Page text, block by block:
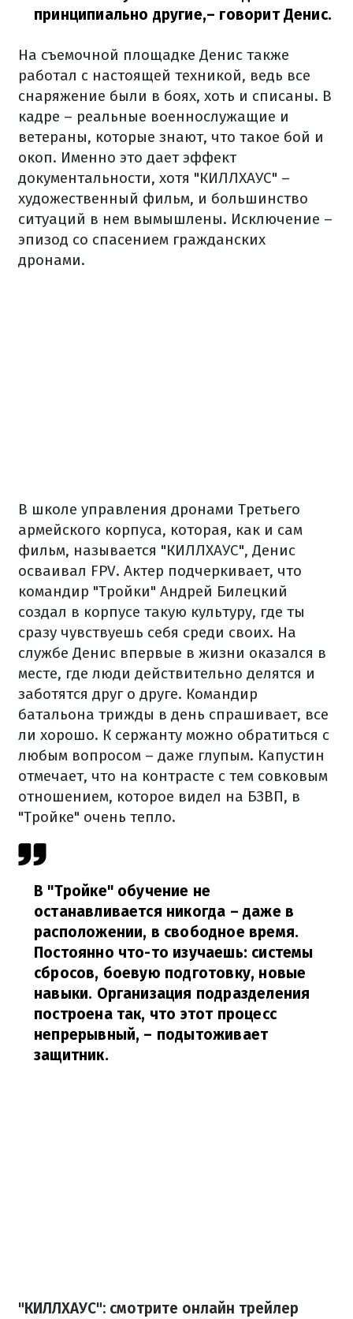
принципиально другие,– говорит Денис.
На съемочной площадке Денис также
работал с настоящей техникой, ведь все
снаряжение были в боях, хоть и списаны. В
кадре – реальные военнослужащие и
ветераны, которые знают, что такое бой и
окоп. Именно это дает эффект
документальности, хотя "КИЛЛХАУС" –
художественный фильм, и большинство
ситуаций в нем вымышлены. Исключение –
эпизод со спасением гражданских
дронами.
В школе управления дронами Третьего
армейского корпуса, которая, как и сам
фильм, называется "КИЛЛХАУС", Денис
осваивал FPV. Актер подчеркивает, что
командир "Тройки" Андрей Билецкий
создал в корпусе такую культуру, где ты
сразу чувствуешь себя среди своих. На
службе Денис впервые в жизни оказался в
месте, где люди действительно делятся и
заботятся друг о друге. Командир
батальона трижды в день спрашивает, все
ли хорошо. К сержанту можно обратиться с
любым вопросом – даже глупым. Капустин
отмечает, что на контрасте с тем совковым
отношением, которое видел на БЗВП, в
"Тройке" очень тепло.
В "Тройке" обучение не
останавливается никогда – даже в
расположении, в свободное время.
Постоянно что-то изучаешь: системы
сбросов, боевую подготовку, новые
навыки. Организация подразделения
построена так, что этот процесс
непрерывный, – подытоживает
защитник.
"КИЛЛХАУС": смотрите онлайн трейлер